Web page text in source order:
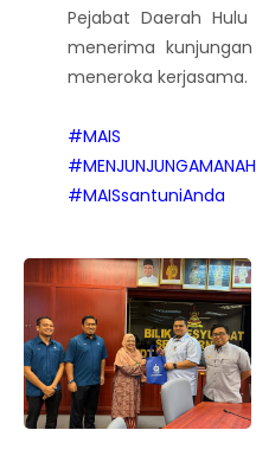
Pejabat Daerah
menerima
meneroka kerjasama.
#MAIS
#MENJUNJUNGAMANAH
#MAISsantuniAnda